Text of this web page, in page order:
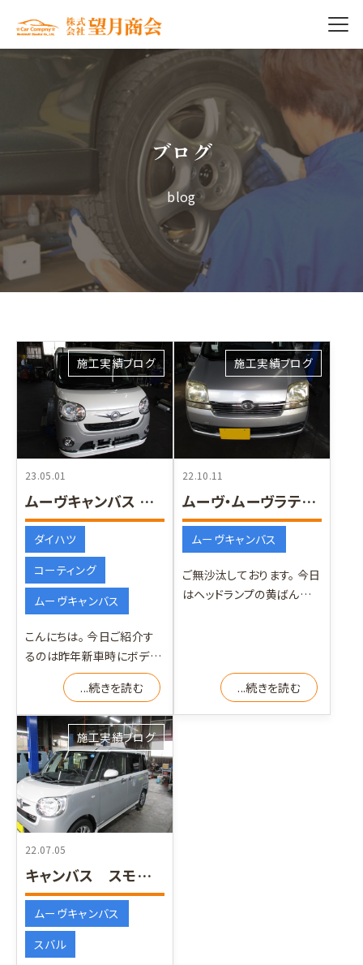
ブログ
blog
23.05.01
ムーヴキャンバス コーティングメンテナンス
施工実績ブログ
ダイハツ
コーティング
ムーヴキャンバス
こんにちは。 今日ご紹介す
るのは昨年新車時にボディ
ーグラスコーティングを施
工したキャンバスです。 1
...続きを読む
22.10.11
ムーヴ・ムーヴラテ ヘッドランプコーティング
施工実績ブログ
ムーヴキャンバス
ご無沙汰しております。 今日
はヘッドランプの黄ばんでい
...続きを読む
22.07.05
キャンバス スモークフィルム施工
施工実績ブログ
ムーヴキャンバス
スバル